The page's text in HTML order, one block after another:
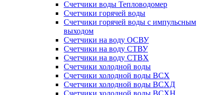
Счетчики воды Тепловодомер
Счетчики горячей воды
Счетчики горячей воды с импульсным
выходом
Счетчики на воду ОСВУ
Счетчики на воду СТВУ
Счетчики на воду СТВХ
Счетчики холодной воды
Счетчики холодной воды ВСХ
Счетчики холодной воды ВСХД
Счетчики холодной воды ВСХН